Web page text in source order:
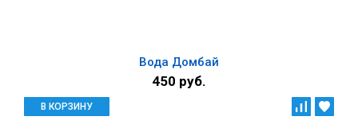
Вода Домбай
450 руб.
В КОРЗИНУ